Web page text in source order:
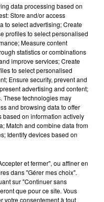
estimation du coût du
internet est actuellement
en
enfin le remix de « Love
Kylie Minogue
Lens dévoilent leur
data processing based on
Store and/or access
to select advertising; Create
profiles to select personalised
Measure content
statistics or combinations
improve services; Create
to select personalised
Ensure security, prevent and
advertising and content;
These technologies may
and browsing data to offer
on information actively
Match and combine data from
Identify devices based on
et fermer", ou affiner en
dans "Gérer mes choix".
sur "Continuer sans
que pour ce site. Vous
votre consentement à tout